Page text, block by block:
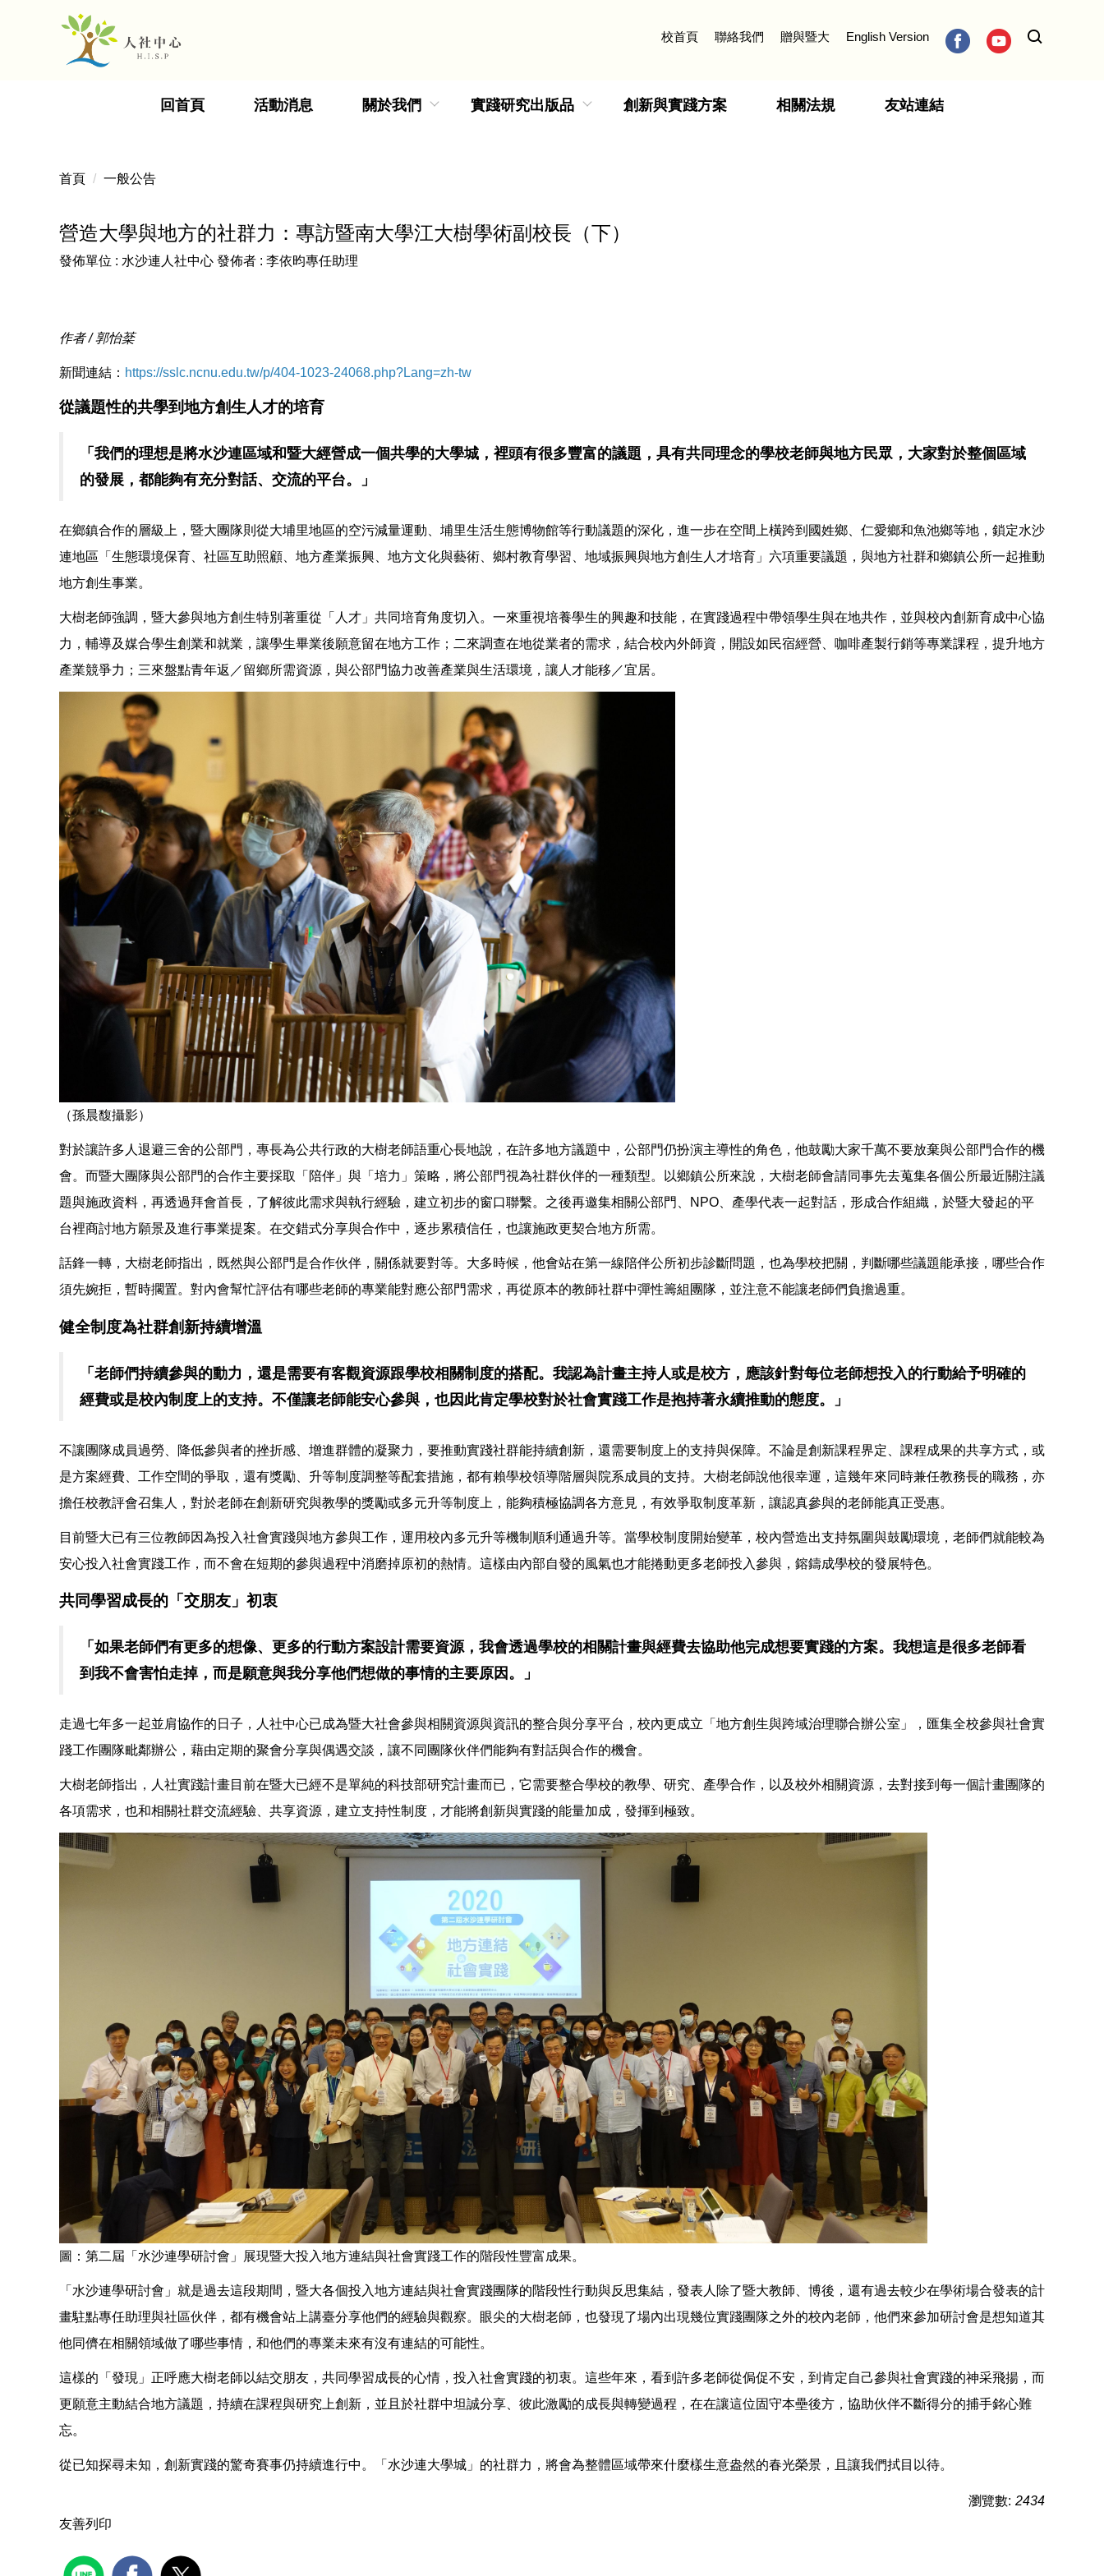
校首頁 聯絡我們 贈與暨大 English Version
回首頁 活動消息 關於我們 實踐研究出版品 創新與實踐方案 相關法規 友站連結
首頁 一般公告
營造大學與地方的社群力：專訪暨南大學江大樹學術副校長（下）
發佈單位 : 水沙連人社中心 發佈者 : 李依昀專任助理
作者 / 郭怡棻
新聞連結： https://sslc.ncnu.edu.tw/p/404-1023-24068.php?Lang=zh-tw
從議題性的共學到地方創生人才的培育
「我們的理想是將水沙連區域和暨大經營成一個共學的大學城，裡頭有很多豐富的議題，具有共同理念的學校老師與地方民眾，大家對於整個區域
的發展，都能夠有充分對話、交流的平台。」
在鄉鎮合作的層級上，暨大團隊則從大埔里地區的空污減量運動、埔里生活生態博物館等行動議題的深化，進一步在空間上橫跨到國姓鄉、仁愛鄉和魚池鄉等地，鎖定水沙
連地區「生態環境保育、社區互助照顧、地方產業振興、地方文化與藝術、鄉村教育學習、地域振興與地方創生人才培育」六項重要議題，與地方社群和鄉鎮公所一起推動
地方創生事業。
大樹老師強調，暨大參與地方創生特別著重從「人才」共同培育角度切入。一來重視培養學生的興趣和技能，在實踐過程中帶領學生與在地共作，並與校內創新育成中心協
力，輔導及媒合學生創業和就業，讓學生畢業後願意留在地方工作；二來調查在地從業者的需求，結合校內外師資，開設如民宿經營、咖啡產製行銷等專業課程，提升地方
產業競爭力；三來盤點青年返／留鄉所需資源，與公部門協力改善產業與生活環境，讓人才能移／宜居。
（孫晨馥攝影）
對於讓許多人退避三舍的公部門，專長為公共行政的大樹老師語重心長地說，在許多地方議題中，公部門仍扮演主導性的角色，他鼓勵大家千萬不要放棄與公部門合作的機
會。而暨大團隊與公部門的合作主要採取「陪伴」與「培力」策略，將公部門視為社群伙伴的一種類型。以鄉鎮公所來說，大樹老師會請同事先去蒐集各個公所最近關注議
題與施政資料，再透過拜會首長，了解彼此需求與執行經驗，建立初步的窗口聯繫。之後再邀集相關公部門、NPO、產學代表一起對話，形成合作組織，於暨大發起的平
台裡商討地方願景及進行事業提案。在交錯式分享與合作中，逐步累積信任，也讓施政更契合地方所需。
話鋒一轉，大樹老師指出，既然與公部門是合作伙伴，關係就要對等。大多時候，他會站在第一線陪伴公所初步診斷問題，也為學校把關，判斷哪些議題能承接，哪些合作
須先婉拒，暫時擱置。對內會幫忙評估有哪些老師的專業能對應公部門需求，再從原本的教師社群中彈性籌組團隊，並注意不能讓老師們負擔過重。
健全制度為社群創新持續增溫
「老師們持續參與的動力，還是需要有客觀資源跟學校相關制度的搭配。我認為計畫主持人或是校方，應該針對每位老師想投入的行動給予明確的
經費或是校內制度上的支持。不僅讓老師能安心參與，也因此肯定學校對於社會實踐工作是抱持著永續推動的態度。」
不讓團隊成員過勞、降低參與者的挫折感、增進群體的凝聚力，要推動實踐社群能持續創新，還需要制度上的支持與保障。不論是創新課程界定、課程成果的共享方式，或
是方案經費、工作空間的爭取，還有獎勵、升等制度調整等配套措施，都有賴學校領導階層與院系成員的支持。大樹老師說他很幸運，這幾年來同時兼任教務長的職務，亦
擔任校教評會召集人，對於老師在創新研究與教學的獎勵或多元升等制度上，能夠積極協調各方意見，有效爭取制度革新，讓認真參與的老師能真正受惠。
目前暨大已有三位教師因為投入社會實踐與地方參與工作，運用校內多元升等機制順利通過升等。當學校制度開始變革，校內營造出支持氛圍與鼓勵環境，老師們就能較為
安心投入社會實踐工作，而不會在短期的參與過程中消磨掉原初的熱情。這樣由內部自發的風氣也才能捲動更多老師投入參與，鎔鑄成學校的發展特色。
共同學習成長的「交朋友」初衷
「如果老師們有更多的想像、更多的行動方案設計需要資源，我會透過學校的相關計畫與經費去協助他完成想要實踐的方案。我想這是很多老師看
到我不會害怕走掉，而是願意與我分享他們想做的事情的主要原因。」
走過七年多一起並肩協作的日子，人社中心已成為暨大社會參與相關資源與資訊的整合與分享平台，校內更成立「地方創生與跨域治理聯合辦公室」，匯集全校參與社會實
踐工作團隊毗鄰辦公，藉由定期的聚會分享與偶遇交談，讓不同團隊伙伴們能夠有對話與合作的機會。
大樹老師指出，人社實踐計畫目前在暨大已經不是單純的科技部研究計畫而已，它需要整合學校的教學、研究、產學合作，以及校外相關資源，去對接到每一個計畫團隊的
各項需求，也和相關社群交流經驗、共享資源，建立支持性制度，才能將創新與實踐的能量加成，發揮到極致。
圖：第二屆「水沙連學研討會」展現暨大投入地方連結與社會實踐工作的階段性豐富成果。
「水沙連學研討會」就是過去這段期間，暨大各個投入地方連結與社會實踐團隊的階段性行動與反思集結，發表人除了暨大教師、博後，還有過去較少在學術場合發表的計
畫駐點專任助理與社區伙伴，都有機會站上講臺分享他們的經驗與觀察。眼尖的大樹老師，也發現了場內出現幾位實踐團隊之外的校內老師，他們來參加研討會是想知道其
他同儕在相關領域做了哪些事情，和他們的專業未來有沒有連結的可能性。
這樣的「發現」正呼應大樹老師以結交朋友，共同學習成長的心情，投入社會實踐的初衷。這些年來，看到許多老師從侷促不安，到肯定自己參與社會實踐的神采飛揚，而
更願意主動結合地方議題，持續在課程與研究上創新，並且於社群中坦誠分享、彼此激勵的成長與轉變過程，在在讓這位固守本壘後方，協助伙伴不斷得分的捕手銘心難
忘。
從已知探尋未知，創新實踐的驚奇賽事仍持續進行中。「水沙連大學城」的社群力，將會為整體區域帶來什麼樣生意盎然的春光榮景，且讓我們拭目以待。
瀏覽數: 2434
友善列印